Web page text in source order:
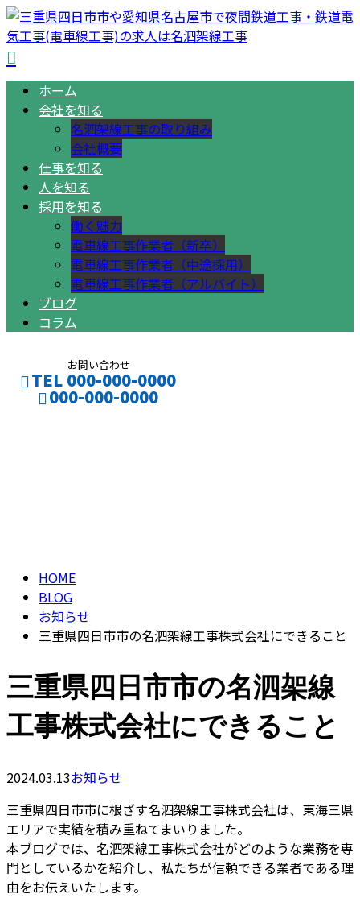
ホーム
会社を知る
名泗架線工事の取り組み
会社概要
仕事を知る
人を知る
採用を知る
働く魅力
電車線工事作業者（新卒）
電車線工事作業者（中途採用）
電車線工事作業者（アルバイト）
ブログ
コラム
お問い合わせ
TEL 000-000-0000
000-000-0000
HOME
BLOG
お知らせ
三重県四日市市の名泗架線工事株式会社にできること
三重県四日市市の名泗架線
工事株式会社にできること
2024.03.13お知らせ
三重県四日市市に根ざす名泗架線工事株式会社は、東海三県
エリアで実績を積み重ねてまいりました。
本ブログでは、名泗架線工事株式会社がどのような業務を専
門としているかを紹介し、私たちが信頼できる業者である理
由をお伝えいたします。